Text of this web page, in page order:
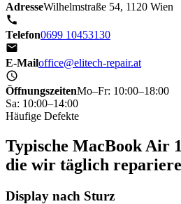
AdresseWilhelmstraße 54, 1120 Wien
Telefon0699 10453130
E-Mailoffice@elitech-repair.at
ÖffnungszeitenMo–Fr: 10:00–18:00
Sa: 10:00–14:00
Häufige Defekte
Typische MacBook Air
die wir täglich
Display nach Sturz